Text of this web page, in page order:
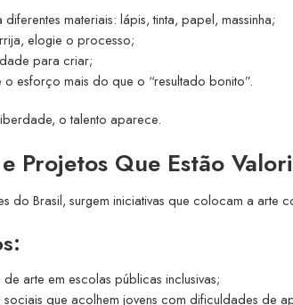
materiais: lápis, tinta, papel, massinha;
elogie o processo;
para criar;
o esforço mais do que o “resultado bonito”.
o talento aparece.
e Projetos Que Estão
do Brasil, surgem iniciativas que colocam a
arte em escolas públicas inclusivas;
sociais que acolhem jovens com dificuldades de